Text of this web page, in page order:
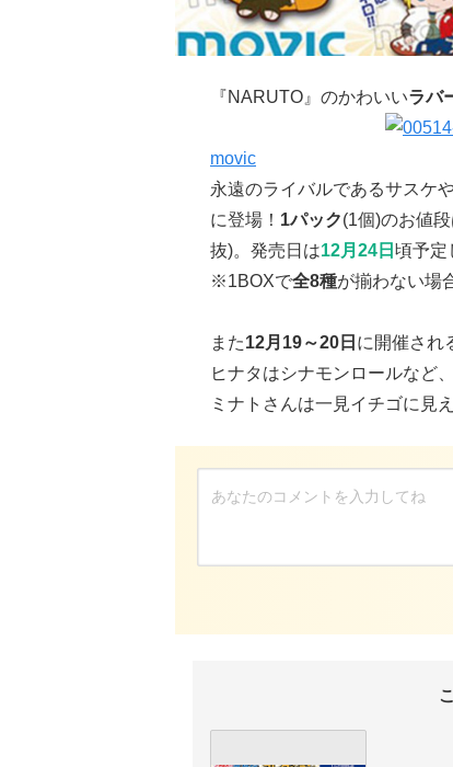
『NARUTO』のかわいいラバ
movic
永遠のライバルであるサスケ
に登場！ 1パック(1個)のお値
抜)。発売日は12月24日 頃予定
※1BOXで全8種が揃わない場
また12月19～20日 に開催され
ヒナタはシナモンロールなど
ミナトさんは一見イチゴに見